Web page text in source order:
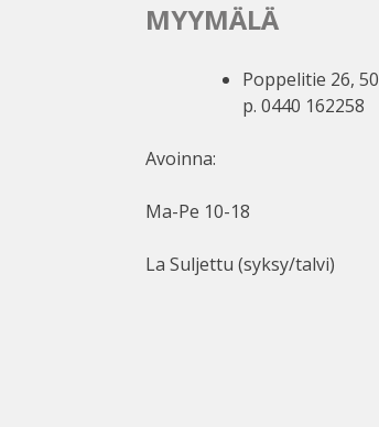
MYYMÄLÄ
Poppelitie 26,
p. 0440 162258
Avoinna:
Ma-Pe 10-18
La Suljettu (syksy/talvi)